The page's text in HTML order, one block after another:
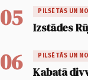
05 PILSĒTĀS UN
Izstādes
06 PILSĒTĀS UN
Kabatā